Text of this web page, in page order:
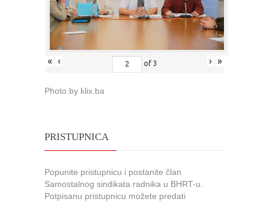
« ‹ of 3 › »
Photo by klix.ba
PRISTUPNICA
Popunite pristupnicu i postanite član
Samostalnog sindikata radnika u BHRT-u.
Potpisanu pristupnicu možete predati